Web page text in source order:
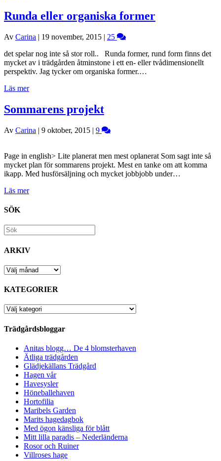
Runda eller organiska former
Av Carina | 19 november, 2015 | 25
det spelar nog inte så stor roll.. Runda former, rund form finns det
mycket av i trädgården åtminstone i ett en- eller tvådimensionellt
perspektiv. Jag tycker om organiska former.…
Läs mer
Sommarens projekt
Av Carina | 9 oktober, 2015 | 9
Page in english> Lite planerat men mest oplanerat Som sagt inte så
mycket plan för sommarens projekt. Mest en tanke om att komma
ikapp. Med husförsäljning och mycket jobbjobb under…
Läs mer
SÖK
ARKIV
ARKIV
KATEGORIER
KATEGORIER
Trädgårdsbloggar
Anitas blogg… De 4 blomsterhaven
Ätliga trädgården
Glädjekällans Trädgård
Hagen vår
Havesysler
Höneballehaven
Hortofilia
Maribels Garden
Marits hagedagbok
Med ögon känsliga för blått
Mitt lilla paradis – Nederländerna
Rosor och Ruiner
Villroses hage